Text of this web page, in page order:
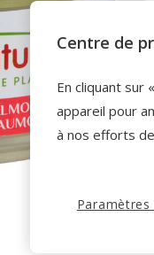
Centre de
En cliquant sur
appareil pour
à nos efforts